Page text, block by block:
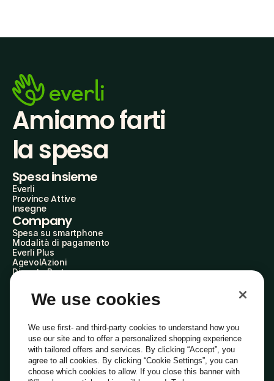
Amiamo farti
la spesa
Spesa insieme
Everli
Province Attive
Insegne
Company
Spesa su smartphone
Modalità di pagamento
Everli Plus
AgevolAzioni
Diventa Partner
Everli Shoppers
About Us
Everli News
Domande frequenti
Lavora con noi
Diventa Shopper
Investitori
PrivacyCookiePreferenze Cookie
We use cookies
We use first- and third-party cookies to understand how you
use our site and to offer a personalized shopping experience
with tailored offers and services. By clicking “Accept”, you
agree to all cookies. By clicking “Cookie Settings”, you can
choose which cookies to allow. If you close this banner with